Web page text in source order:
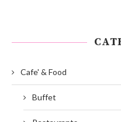
Cafe' & Food
Buffet